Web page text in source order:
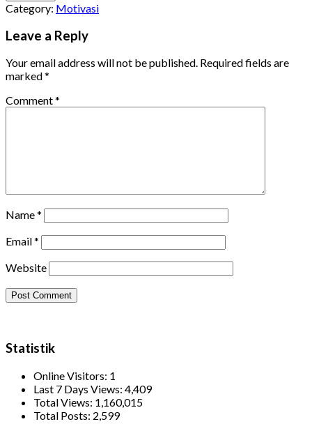
Category: Motivasi
Leave a Reply
Your email address will not be published. Required fields are
marked*
Comment*
Name*
Email*
Website
Statistik
Online Visitors: 1
Last 7 Days Views: 4,409
Total Views: 1,160,015
Total Posts: 2,599